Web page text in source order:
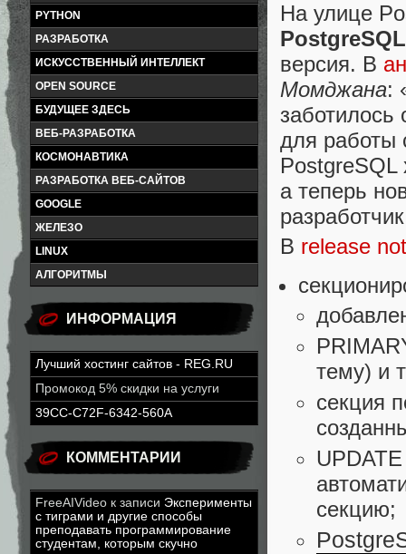
PYTHON
РАЗРАБОТКА
ИСКУССТВЕННЫЙ ИНТЕЛЛЕКТ
OPEN SOURCE
БУДУЩЕЕ ЗДЕСЬ
ВЕБ-РАЗРАБОТКА
КОСМОНАВТИКА
РАЗРАБОТКА ВЕБ-САЙТОВ
GOOGLE
ЖЕЛЕЗО
LINUX
АЛГОРИТМЫ
ИНФОРМАЦИЯ
Лучший хостинг сайтов - REG.RU
Промокод 5% скидки на услуги
39CC-C72F-6342-560A
КОММЕНТАРИИ
FreeAIVideo к записи Эксперименты
с тиграми и другие способы
преподавать программирование
студентам, которым скучно
На улице
версия. В
Момджана:
заботилось
для работы
PostgreSQL
а теперь
В release
тему) и
секция
секцию;